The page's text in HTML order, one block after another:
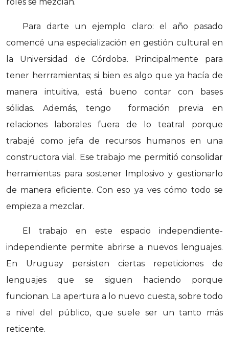
Para darte un ejemplo claro: el año pasado
comencé una especialización en gestión cultural en
la Universidad de Córdoba. Principalmente para
tener herrramientas; si bien es algo que ya hacía de
manera intuitiva, está bueno contar con bases
sólidas. Además, tengo formación previa en
relaciones laborales fuera de lo teatral porque
trabajé como jefa de recursos humanos en una
constructora vial. Ese trabajo me permitió consolidar
herramientas para sostener Implosivo y gestionarlo
de manera eficiente. Con eso ya ves cómo todo se
empieza a mezclar.
El trabajo en este espacio independiente-
independiente permite abrirse a nuevos lenguajes.
En Uruguay persisten ciertas repeticiones de
lenguajes que se siguen haciendo porque
funcionan. La apertura a lo nuevo cuesta, sobre todo
a nivel del público, que suele ser un tanto más
reticente.